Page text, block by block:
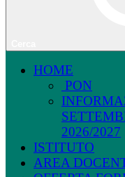
HOME
PON
2026/2027
ISTITUTO
AREA